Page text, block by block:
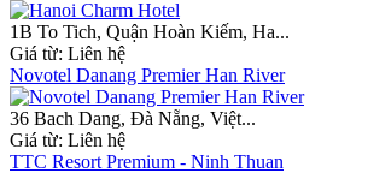
1B To Tich, Quận Hoàn Kiếm, Ha...
Giá từ: Liên hệ
Novotel Danang Premier Han River
36 Bach Dang, Đà Nẵng, Việt...
Giá từ: Liên hệ
TTC Resort Premium - Ninh Thuan